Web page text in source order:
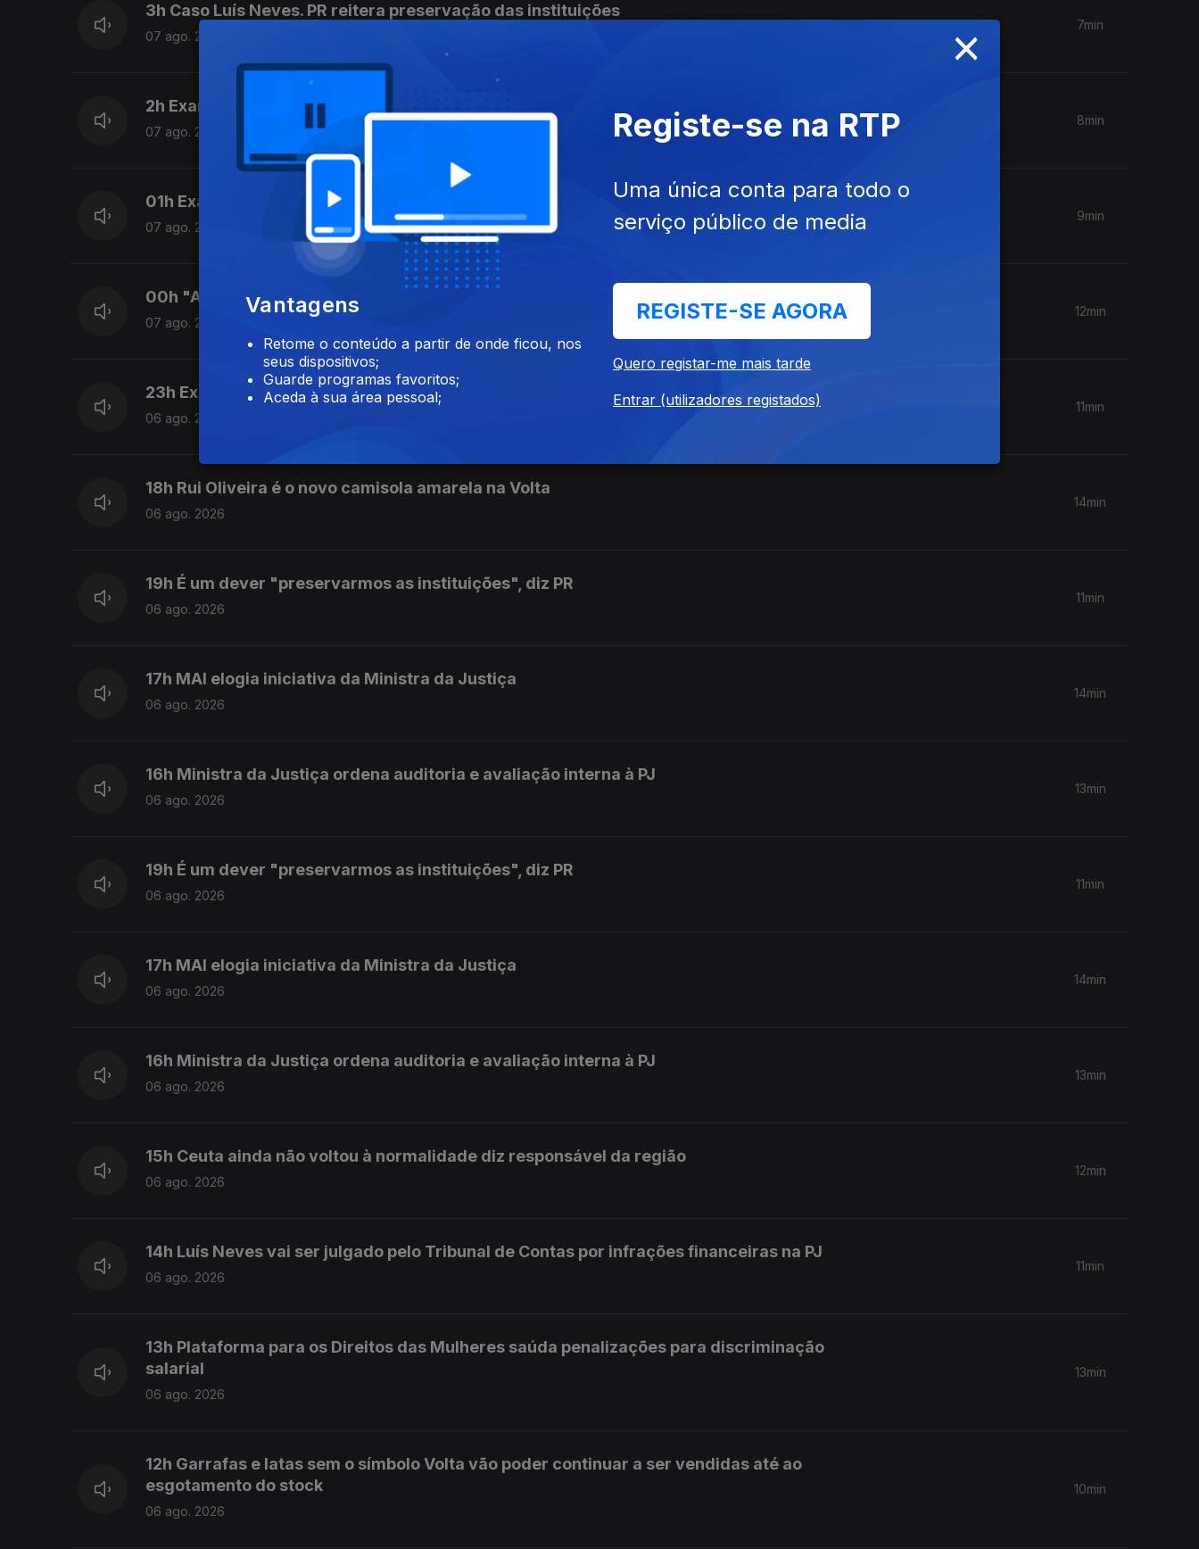
3h Caso Luís Neves. PR reitera preservação das instituições
07 ago. 2026
7min
2h Exames nacionais: Resultados da 2ªfase chegam às escolas
07 ago. 2026
8min
01h Exames: Antigo ministro da educação diz que é um ano perdido
07 ago. 2026
9min
00h "Ano perdido" diz o ex ministro da educação sobre os exames
07 ago. 2026
12min
23h Exames nacionais: Resultados da 2ªfase chegam às escolas
06 ago. 2026
11min
18h Rui Oliveira é o novo camisola amarela na Volta
06 ago. 2026
14min
19h É um dever "preservarmos as instituições", diz PR
06 ago. 2026
11min
17h MAI elogia iniciativa da Ministra da Justiça
06 ago. 2026
14min
16h Ministra da Justiça ordena auditoria e avaliação interna à PJ
06 ago. 2026
13min
19h É um dever "preservarmos as instituições", diz PR
06 ago. 2026
11min
17h MAI elogia iniciativa da Ministra da Justiça
06 ago. 2026
14min
16h Ministra da Justiça ordena auditoria e avaliação interna à PJ
06 ago. 2026
13min
15h Ceuta ainda não voltou à normalidade diz responsável da região
06 ago. 2026
12min
14h Luís Neves vai ser julgado pelo Tribunal de Contas por infrações financeiras na PJ
06 ago. 2026
11min
13h Plataforma para os Direitos das Mulheres saúda penalizações para discriminação
salarial
06 ago. 2026
13min
12h Garrafas e latas sem o símbolo Volta vão poder continuar a ser vendidas até ao
esgotamento do stock
06 ago. 2026
10min
×
Vantagens
Retome o conteúdo a partir de onde ficou, nos
seus dispositivos;
Guarde programas favoritos;
Aceda à sua área pessoal;
Registe-se na RTP
Uma única conta para todo o
serviço público de media
REGISTE-SE AGORA
Quero registar-me mais tarde
Entrar (utilizadores registados)